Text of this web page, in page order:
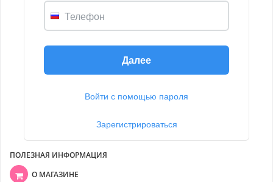
Телефон
Далее
Войти с помощью пароля
Зарегистрироваться
ПОЛЕЗНАЯ ИНФОРМАЦИЯ
О МАГАЗИНЕ